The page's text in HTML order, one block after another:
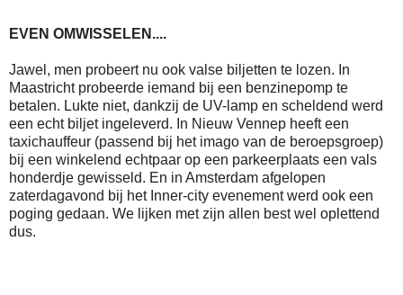
EVEN OMWISSELEN....
Jawel, men probeert nu ook valse biljetten te lozen. In
Maastricht probeerde iemand bij een benzinepomp te
betalen. Lukte niet, dankzij de UV-lamp en scheldend werd
een echt biljet ingeleverd. In Nieuw Vennep heeft een
taxichauffeur (passend bij het imago van de beroepsgroep)
bij een winkelend echtpaar op een parkeerplaats een vals
honderdje gewisseld. En in Amsterdam afgelopen
zaterdagavond bij het Inner-city evenement werd ook een
poging gedaan. We lijken met zijn allen best wel oplettend
dus.